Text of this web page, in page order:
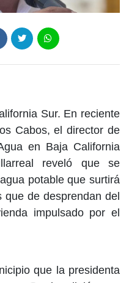
Sur. En reciente
Cabos, el director de
en Baja California
reveló que se
potable que surtirá
de desprendan del
impulsado por el
que la presidenta